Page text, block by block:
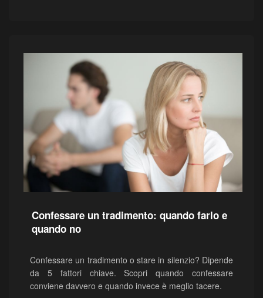
Confessare un tradimento: quando farlo e
quando no
Confessare un tradimento o stare in silenzio? Dipende
da 5 fattori chiave. Scopri quando confessare
conviene davvero e quando invece è meglio tacere.